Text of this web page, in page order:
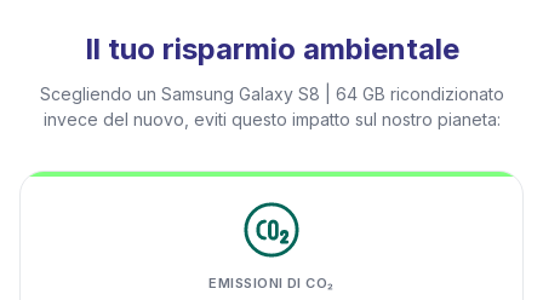
Il tuo risparmio ambientale
Scegliendo un Samsung Galaxy S8 | 64 GB ricondizionato
invece del nuovo, eviti questo impatto sul nostro pianeta:
EMISSIONI DI CO₂